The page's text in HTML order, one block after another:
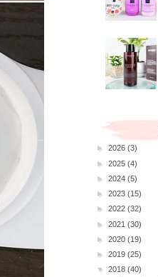
► 2026 (3)
► 2025 (4)
► 2024 (5)
► 2023 (15)
► 2022 (32)
► 2021 (30)
► 2020 (19)
► 2019 (25)
▼ 2018 (40)